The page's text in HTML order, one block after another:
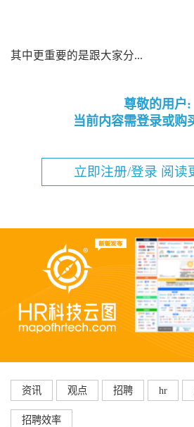
其中更重要的是跟大家分...
尊敬的用户:
当前内容需登录或购
立即注册/登录 阅读
资讯 观点 招聘 hr
招聘效率